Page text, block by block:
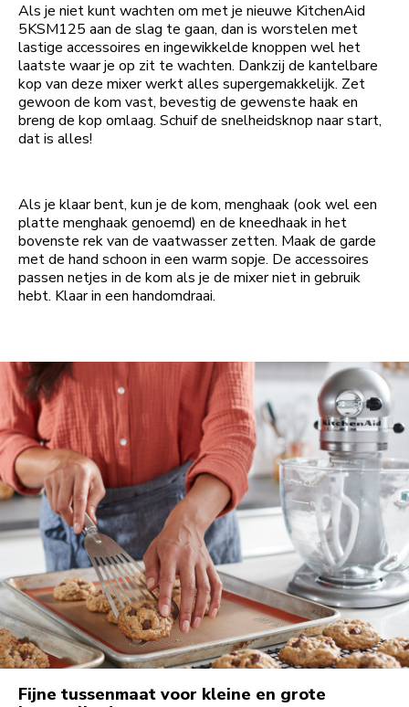
Als je niet kunt wachten om met je nieuwe KitchenAid
5KSM125 aan de slag te gaan, dan is worstelen met
lastige accessoires en ingewikkelde knoppen wel het
laatste waar je op zit te wachten. Dankzij de kantelbare
kop van deze mixer werkt alles supergemakkelijk. Zet
gewoon de kom vast, bevestig de gewenste haak en
breng de kop omlaag. Schuif de snelheidsknop naar start,
dat is alles!
Als je klaar bent, kun je de kom, menghaak (ook wel een
platte menghaak genoemd) en de kneedhaak in het
bovenste rek van de vaatwasser zetten. Maak de garde
met de hand schoon in een warm sopje. De accessoires
passen netjes in de kom als je de mixer niet in gebruik
hebt. Klaar in een handomdraai.
Fijne tussenmaat voor kleine en grote